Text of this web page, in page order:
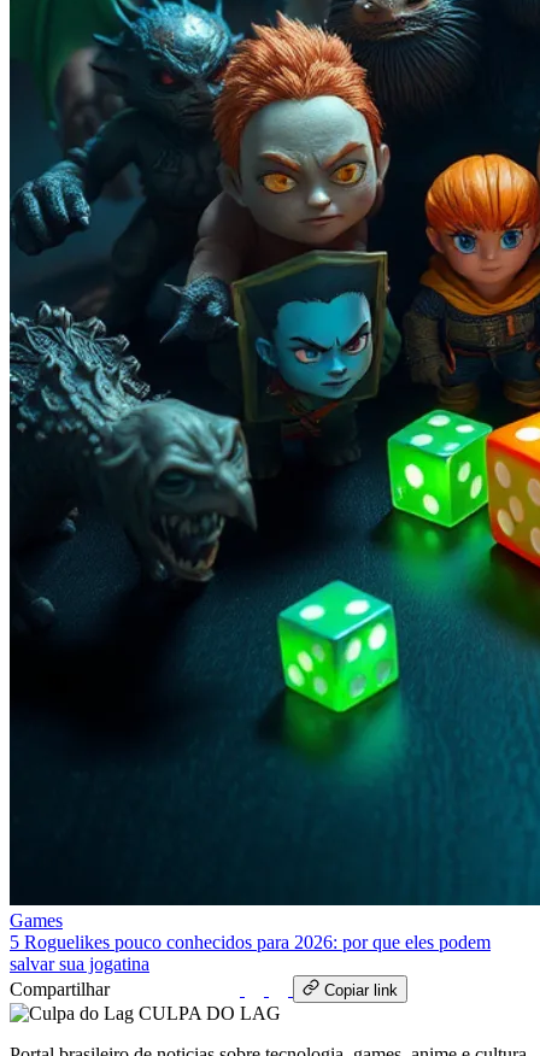
Games
5 Roguelikes pouco conhecidos para 2026: por que eles podem
salvar sua jogatina
Compartilhar
Copiar link
CULPA DO LAG